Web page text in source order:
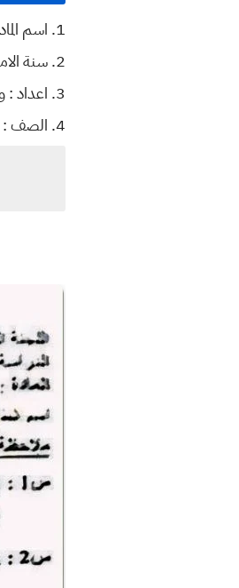
1. اسم المادة : الرياضيات
2. سنة الامتحان : الامتحان الوزاري دور ثاني 2024
3. اعداد : وزارة التربية اللجنة الدائمة للامتحانات الوزارية
4. الصف : السادس الادبي